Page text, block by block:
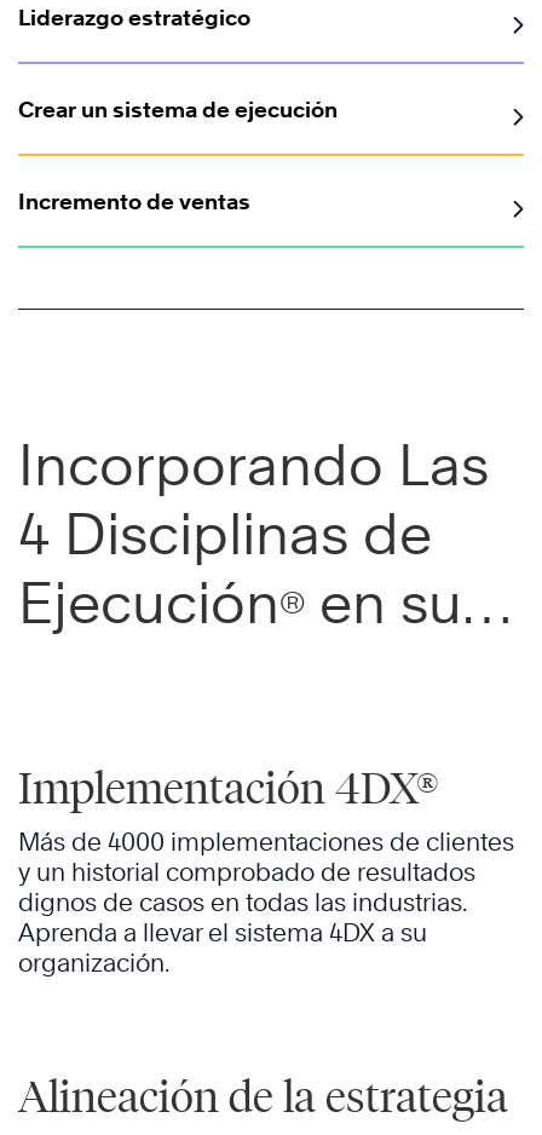
Liderazgo estratégico
Crear un sistema de ejecución
Incremento de ventas
Incorporando Las
4 Disciplinas de
Ejecución® en su
Implementación 4DX®
Más de 4000 implementaciones de clientes
y un historial comprobado de resultados
dignos de casos en todas las industrias.
Aprenda a llevar el sistema 4DX a su
organización.
Alineación de la estrategia